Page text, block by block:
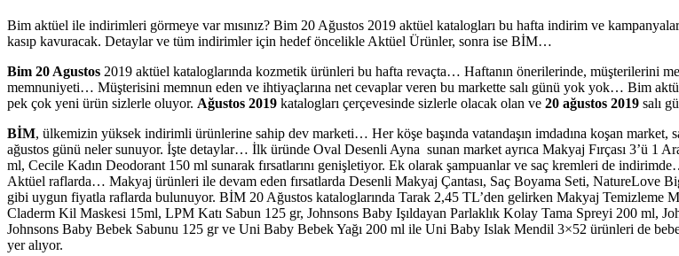
Bim aktüel ile indirimleri görmeye var mısınız? Bim 20 Ağustos 2019 aktüel katalogları bu hafta indirim ve
kasıp kavuracak. Detaylar ve tüm indirimler için hedef öncelikle Aktüel Ürünler, sonra ise BİM…
Bim 20 Agustos 2019 aktüel kataloglarında kozmetik ürünleri bu hafta revaçta… Haftanın önerilerinde, müşterilerini
memnuniyeti… Müşterisini memnun eden ve ihtiyaçlarına net cevaplar veren bu markette salı günü yok yok… Bim
pek çok yeni ürün sizlerle oluyor. Ağustos 2019 katalogları çerçevesinde sizlerle olacak olan ve 20 ağustos 2019 salı
BİM, ülkemizin yüksek indirimli ürünlerine sahip dev marketi… Her köşe başında vatandaşın imdadına koşan market,
ağustos günü neler sunuyor. İşte detaylar… İlk üründe Oval Desenli Ayna sunan market ayrıca Makyaj Fırçası 3’ü 1
ml, Cecile Kadın Deodorant 150 ml sunarak fırsatlarını genişletiyor. Ek olarak şampuanlar ve saç kremleri de
Aktüel raflarda… Makyaj ürünleri ile devam eden fırsatlarda Desenli Makyaj Çantası, Saç Boyama Seti, NatureLove
gibi uygun fiyatla raflarda bulunuyor. BİM 20 Ağustos kataloglarında Tarak 2,45 TL’den gelirken Makyaj Temizleme
Claderm Kil Maskesi 15ml, LPM Katı Sabun 125 gr, Johnsons Baby Işıldayan Parlaklık Kolay Tama Spreyi 200 ml,
Johnsons Baby Bebek Sabunu 125 gr ve Uni Baby Bebek Yağı 200 ml ile Uni Baby Islak Mendil 3×52 ürünleri de
yer alıyor.